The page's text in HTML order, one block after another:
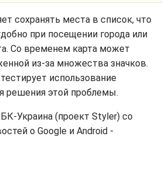
сохранять места в список, что
при посещении города или
Со временем карта может
из-за множества значков.
использование
решения этой проблемы.
Украина (проект Styler) со
о Google и Android -